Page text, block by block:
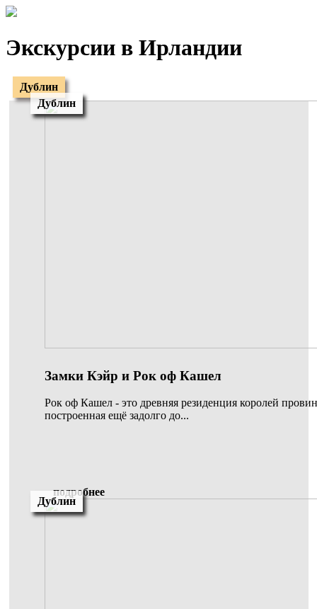
Экскурсии в Ирландии
Дублин
Дублин
Замки Кэйр и Рок оф Кашел
Рок оф Кашел - это древняя резиденция королей
построенная ещё задолго до...
подробнее
Дублин